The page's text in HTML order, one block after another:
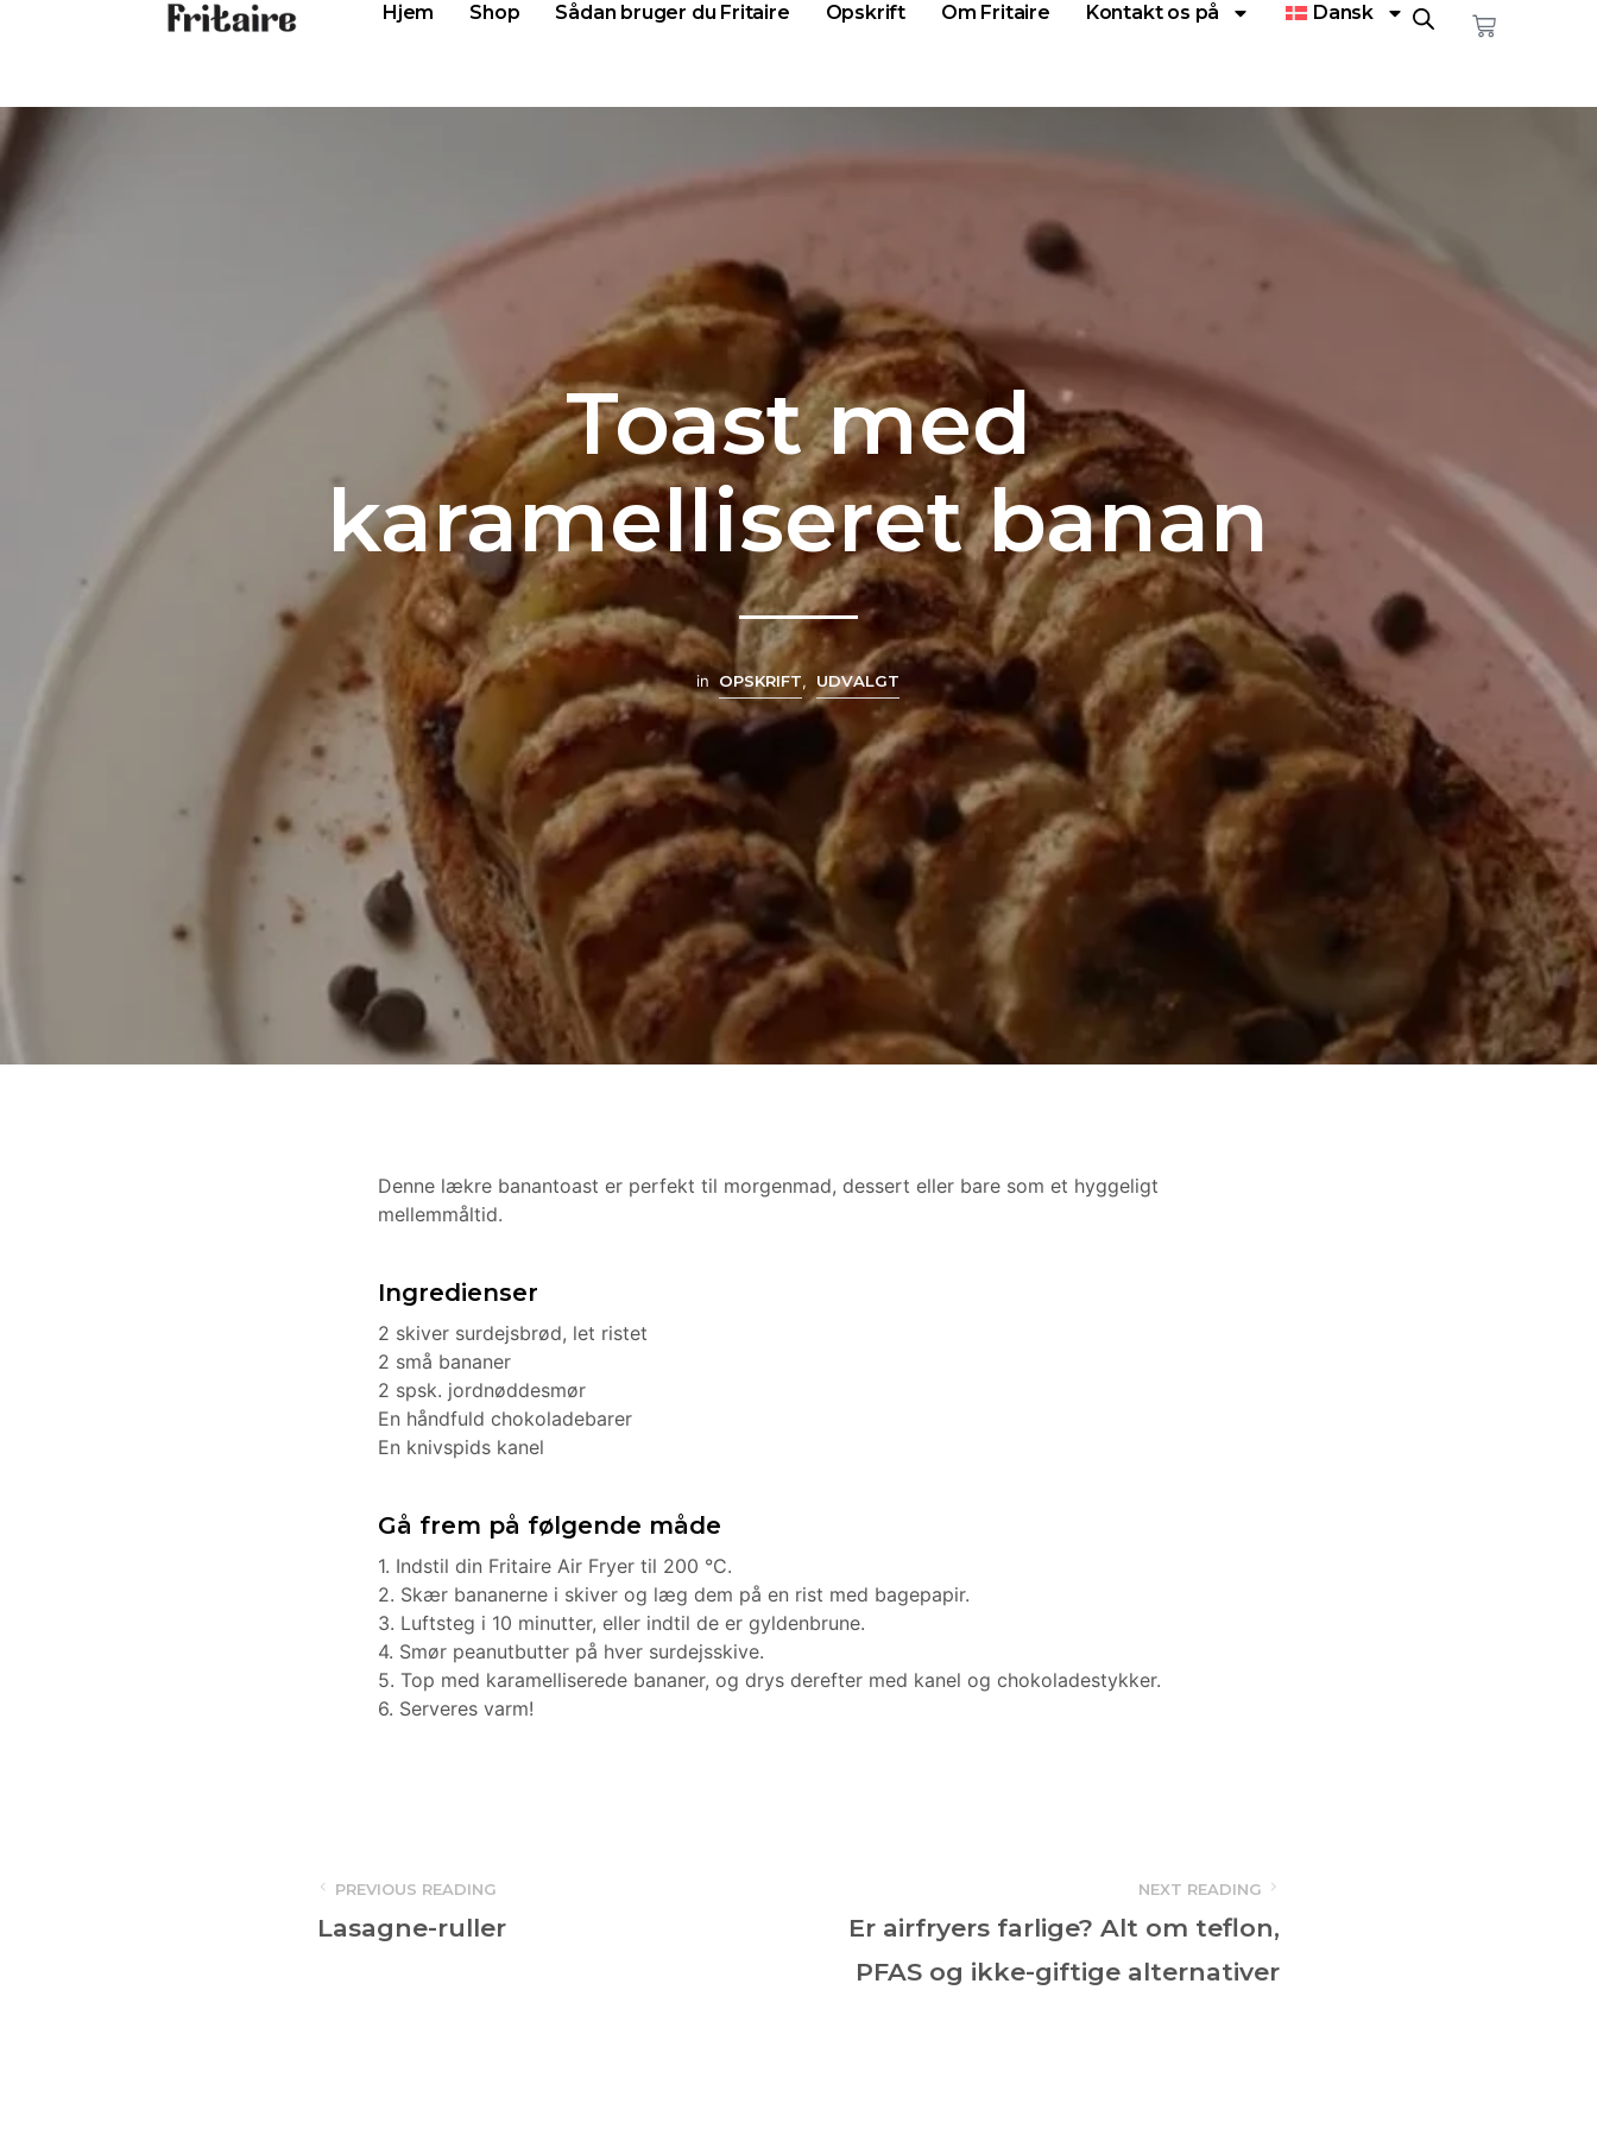
Hjem Shop Sådan bruger du Fritaire Opskrift Om Fritaire Kontakt os på Dansk
Toast med
karamelliseret banan
in OPSKRIFT, UDVALGT
Denne lækre banantoast er perfekt til morgenmad, dessert eller bare som et hyggeligt
mellemmåltid.
Ingredienser
2 skiver surdejsbrød, let ristet
2 små bananer
2 spsk. jordnøddesmør
En håndfuld chokoladebarer
En knivspids kanel
Gå frem på følgende måde
1. Indstil din Fritaire Air Fryer til 200 °C.
2. Skær bananerne i skiver og læg dem på en rist med bagepapir.
3. Luftsteg i 10 minutter, eller indtil de er gyldenbrune.
4. Smør peanutbutter på hver surdejsskive.
5. Top med karamelliserede bananer, og drys derefter med kanel og chokoladestykker.
6. Serveres varm!
PREVIOUS READING
Lasagne-ruller
NEXT READING
Er airfryers farlige? Alt om teflon,
PFAS og ikke-giftige alternativer